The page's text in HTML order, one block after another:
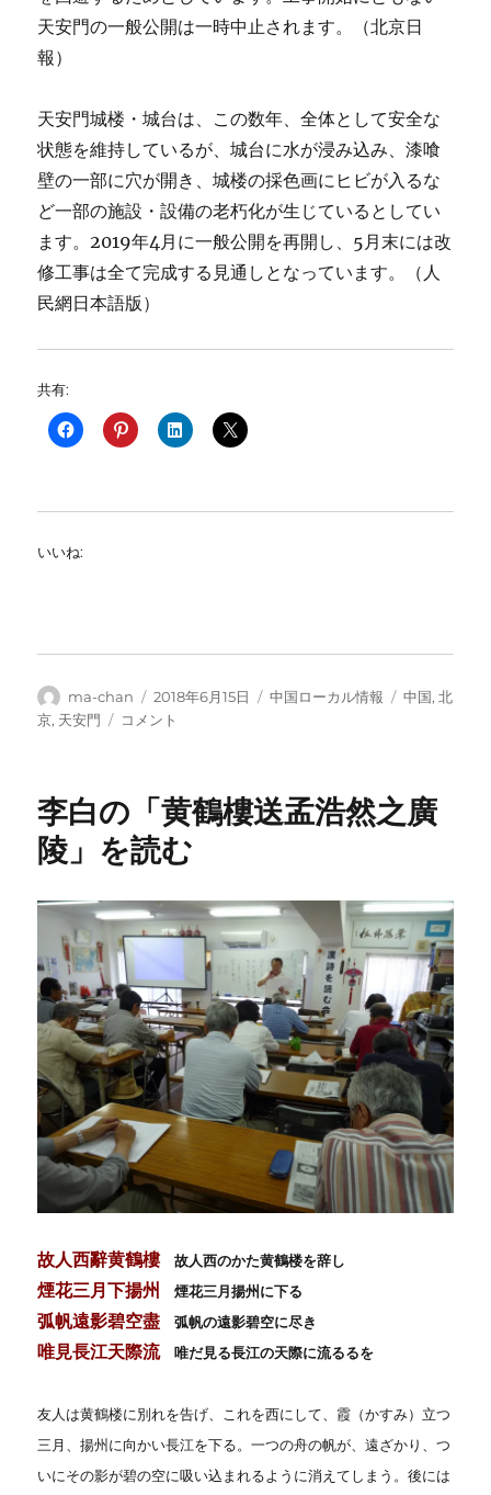
天安門の一般公開は一時中止されます。（北京日
報）
天安門城楼・城台は、この数年、全体として安全な
状態を維持しているが、城台に水が浸み込み、漆喰
壁の一部に穴が開き、城楼の採色画にヒビが入るな
ど一部の施設・設備の老朽化が生じているとしてい
ます。2019年4月に一般公開を再開し、5月末には改
修工事は全て完成する見通しとなっています。（人
民網日本語版）
共有:
いいね:
投
稿
ma-chan
投
稿
2018年6月15日
カ
中国ローカル情報
タ
中国,北
京, 天安門
天
修
工
事
ま
る
に
コメント
李白の「黄鶴樓送孟浩然之廣
陵」を読む
故人西辭黄鶴樓 故人西のかた黄鶴楼を辞し
煙花三月下揚州 煙花三月揚州に下る
弧帆遠影碧空盡 弧帆の遠影碧空に尽き
唯見長江天際流 唯だ見る長江の天際に流るるを
友人は黄鶴楼に別れを告げ、これを西にして、霞（かすみ）立つ
三月、揚州に向かい長江を下る。一つの舟の帆が、遠ざかり、つ
いにその影が碧の空に吸い込まれるように消えてしまう。後には